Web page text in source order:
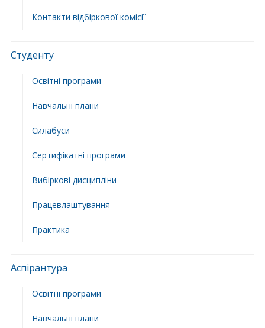
Контакти відбіркової комісії
Студенту
Освітні програми
Навчальні плани
Силабуси
Сертифікатні програми
Вибіркові дисципліни
Працевлаштування
Практика
Аспірантура
Освітні програми
Навчальні плани